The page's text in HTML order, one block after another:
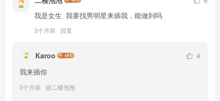
我是女生  我要找男明星来插我，能做到吗
3个月前 回复
Karoo
4
我来插你
3个月前 @二楼泡泡